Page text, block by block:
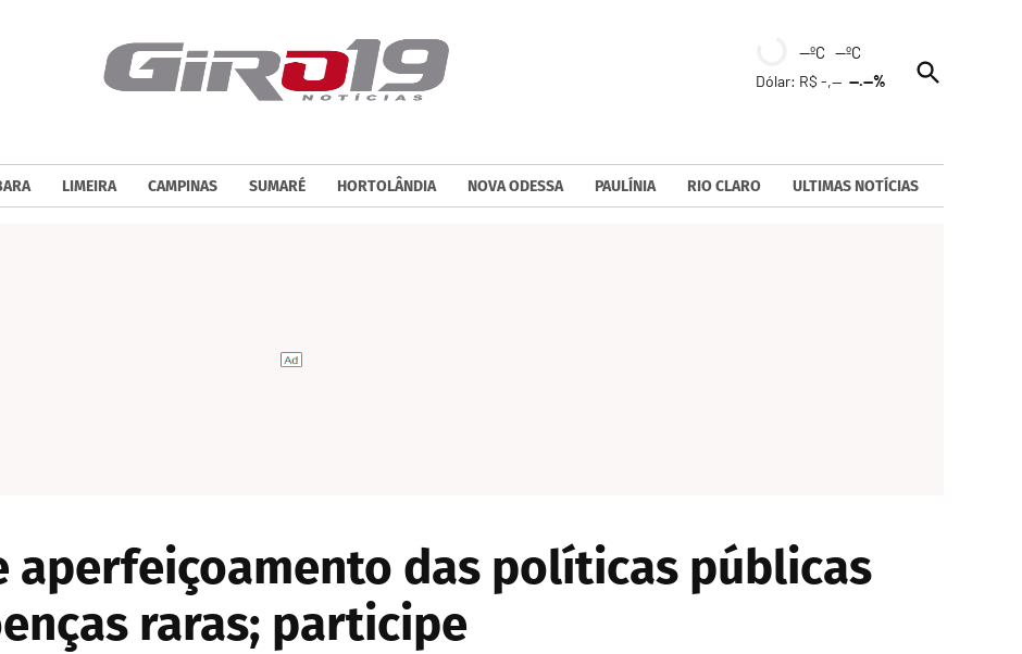
--ºC --ºC
Dólar: R$ -,----.--%
Open
Search
LIMEIRA CAMPINAS SUMARÉ HORTOLÂNDIA NOVA ODESSA PAULÍNIA RIO CLARO ULTIMAS NOTÍCIAS
aperfeiçoamento das políticas públicas
raras; participe